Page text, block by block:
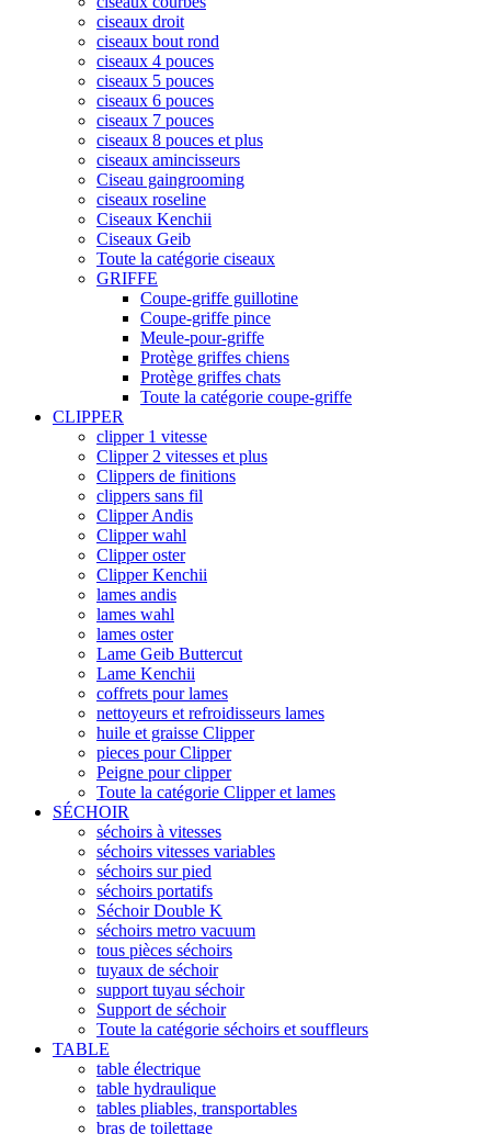
ciseaux droit
ciseaux bout rond
ciseaux 4 pouces
ciseaux 5 pouces
ciseaux 6 pouces
ciseaux 7 pouces
ciseaux 8 pouces et plus
ciseaux amincisseurs
Ciseau gaingrooming
ciseaux roseline
Ciseaux Kenchii
Ciseaux Geib
Toute la catégorie ciseaux
GRIFFE
Coupe-griffe guillotine
Coupe-griffe pince
Meule-pour-griffe
Protège griffes chiens
Protège griffes chats
Toute la catégorie coupe-griffe
CLIPPER
clipper 1 vitesse
Clipper 2 vitesses et plus
Clippers de finitions
clippers sans fil
Clipper Andis
Clipper wahl
Clipper oster
Clipper Kenchii
lames andis
lames wahl
lames oster
Lame Geib Buttercut
Lame Kenchii
coffrets pour lames
nettoyeurs et refroidisseurs lames
huile et graisse Clipper
pieces pour Clipper
Peigne pour clipper
Toute la catégorie Clipper et lames
SÉCHOIR
séchoirs à vitesses
séchoirs vitesses variables
séchoirs sur pied
séchoirs portatifs
Séchoir Double K
séchoirs metro vacuum
tous pièces séchoirs
tuyaux de séchoir
support tuyau séchoir
Support de séchoir
Toute la catégorie séchoirs et souffleurs
TABLE
table électrique
table hydraulique
tables pliables, transportables
bras de toilettage